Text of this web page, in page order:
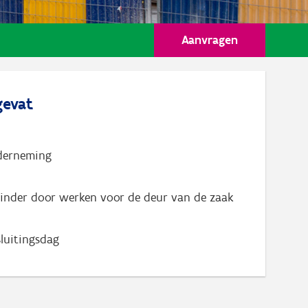
Aanvragen
door werken voor de deur van de zaak